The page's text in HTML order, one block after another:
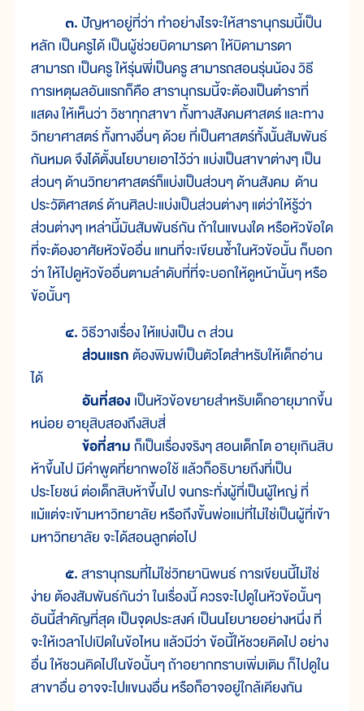
๓. ปัญหาอยู่ที่ว่า ทำอย่างไรจะให้สารานุกรมนี้เป็น
หลัก เป็นครูได้ เป็นผู้ช่วยบิดามารดา ให้บิดามารดา
สามารถ เป็นครู ให้รุ่นพี่เป็นครู สามารถสอนรุ่นน้อง วิธี
การเหตุผลอันแรกก็คือ สารานุกรมนี้จะต้องเป็นตำราที่
แสดง ให้เห็นว่า วิชาทุกสาขา ทั้งทางสังคมศาสตร์ และทาง
วิทยาศาสตร์ ทั้งทางอื่นๆ ด้วย ที่เป็นศาสตร์ทั้งนั้นสัมพันธ์
กันหมด จึงได้ตั้งนโยบายเอาไว้ว่า แบ่งเป็นสาขาต่างๆ เป็น
ส่วนๆ ด้านวิทยาศาสตร์ก็แบ่งเป็นส่วนๆ ด้านสังคม ด้าน
ประวัติศาสตร์ ด้านศิลปะแบ่งเป็นส่วนต่างๆ แต่ว่าให้รู้ว่า
ส่วนต่างๆ เหล่านี้มันสัมพันธ์กัน ถ้าในแขนงใด หรือหัวข้อใด
ที่จะต้องอาศัยหัวข้ออื่น แทนที่จะเขียนซ้ำในหัวข้อนั้น ก็บอก
ว่า ให้ไปดูหัวข้ออื่นตามลำดับที่ที่จะบอกให้ดูหน้านั้นๆ หรือ
ข้อนั้นๆ
๔.วิธีวางเรื่อง ให้แบ่งเป็น ๓ ส่วน
ส่วนแรก ต้องพิมพ์เป็นตัวโตสำหรับให้เด็กอ่าน
ได้
อันที่สอง เป็นหัวข้อขยายสำหรับเด็กอายุมากขึ้น
หน่อย อายุสิบสองถึงสิบสี่
ข้อที่สามก็เป็นเรื่องจริงๆ สอนเด็กโต อายุเกินสิบ
ห้าขึ้นไป มีคำพูดที่ยากพอใช้ แล้วก็อธิบายถึงที่เป็น
ประโยชน์ ต่อเด็กสิบห้าขึ้นไป จนกระทั่งผู้ที่เป็นผู้ใหญ่ ที่
แม้แต่จะเข้ามหาวิทยาลัย หรือถึงขั้นพ่อแม่ที่ไม่ใช่เป็นผู้ที่เข้า
มหาวิทยาลัย จะได้สอนลูกต่อไป
๕.สารานุกรมที่ไม่ใช่วิทยานิพนธ์ การเขียนนี้ไม่ใช่
ง่าย ต้องสัมพันธ์กันว่า ในเรื่องนี้ ควรจะไปดูในหัวข้อนั้นๆ
อันนี้สำคัญที่สุด เป็นจุดประสงค์ เป็นนโยบายอย่างหนึ่ง ที่
จะให้เวลาไปเปิดในข้อไหน แล้วมีว่า ข้อนี้ให้ชวยคิดไป อย่าง
อื่น ให้ชวนคิดไปในข้อนั้นๆ ถ้าอยากทราบเพิ่มเติม ก็ไปดูใน
สาขาอื่น อาจจะไปแขนงอื่น หรือก็อาจอยู่ใกล้เคียงกัน